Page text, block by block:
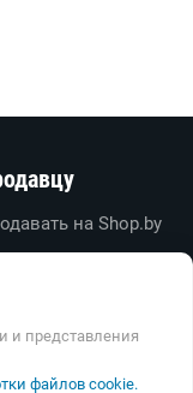
на Shop.by
свой магазин
и представления
файлов cookie.